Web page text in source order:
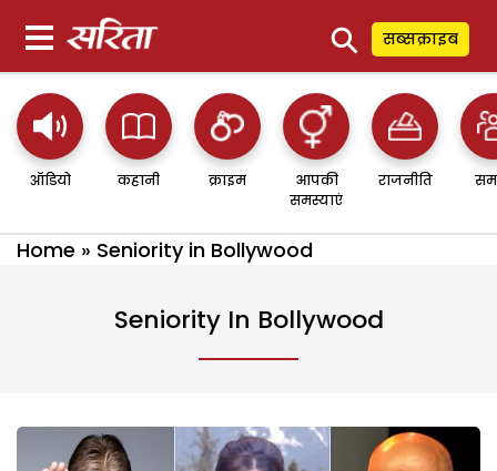
⚲ सब्सक्राइब
ऑडियो कहानी क्राइम
आपकी
समस्याएं
राजनीति
Home » Seniority in Bollywood
Seniority In Bollywood